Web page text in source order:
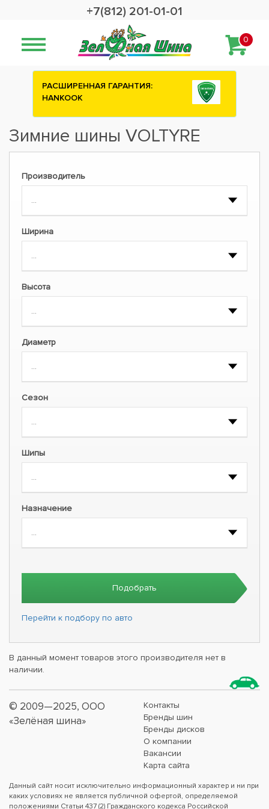
+7(812) 201-01-01
0
РАСШИРЕННАЯ ГАРАНТИЯ:
HANKOOK
Зимние шины VOLTYRE
Производитель
Ширина
Высота
Диаметр
Сезон
Шипы
Назначение
Подобрать
Перейти к подбору по авто
В данный момент товаров этого производителя нет в
наличии.
© 2009—2025, ООО
«Зелёная шина»
Контакты
Бренды шин
Бренды дисков
О компании
Вакансии
Карта сайта
Данный сайт носит исключительно информационный характер и ни при
каких условиях не является публичной офертой, определяемой
положениями Статьи 437 (2) Гражданского кодекса Российской